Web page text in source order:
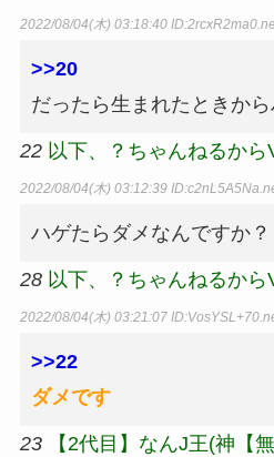
2022/08/04(木) 03:18:40
>>20
だったら生まれたときか
22 以下、？ちゃんねるか
2022/08/04(木) 03:12:39
ハゲたらダメなんですか？
28 以下、？ちゃんねるか
2022/08/04(木) 03:21:07
>>22
ダメです
23 【2代目】な︎︎︎︎ん︎︎J王(神【